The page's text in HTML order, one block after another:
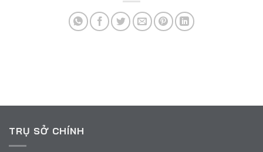
TRỤ SỞ CHÍNH